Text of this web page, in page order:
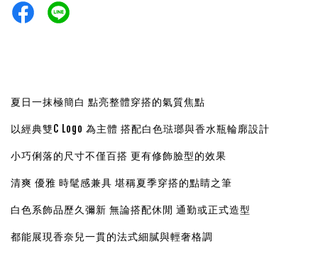
夏日一抹極簡白 點亮整體穿搭的氣質焦點
以經典雙C Logo 為主體 搭配白色琺瑯與香水瓶輪廓設計
小巧俐落的尺寸不僅百搭 更有修飾臉型的效果
清爽 優雅 時髦感兼具 堪稱夏季穿搭的點睛之筆
白色系飾品歷久彌新 無論搭配休閒 通勤或正式造型
都能展現香奈兒一貫的法式細膩與輕奢格調